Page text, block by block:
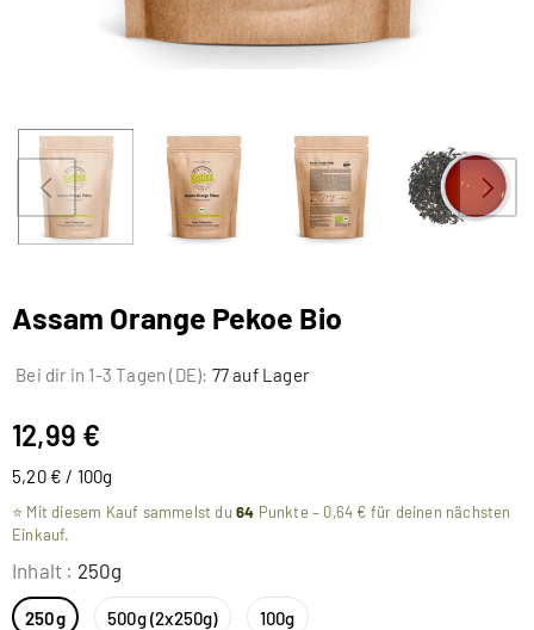
Assam Orange Pekoe Bio
Bei dir in 1-3 Tagen (DE): 77 auf Lager
12,99 €
5,20 € / 100g
⭐ Mit diesem Kauf sammelst du 64 Punkte – 0,64 € für deinen nächsten
Einkauf.
Inhalt : 250g
250g 500g (2x250g) 100g